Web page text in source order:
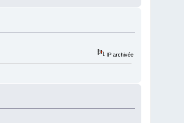
IP archivée